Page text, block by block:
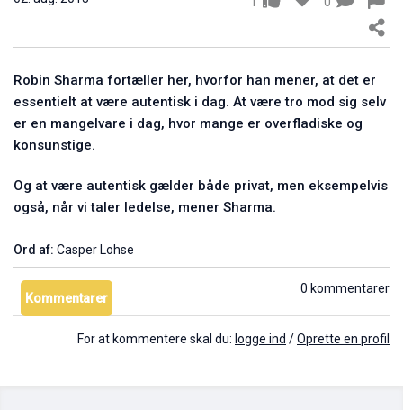
Tine Thygesen: Sådan skaber du et stærkt team
Robin Sharma fortæller her, hvorfor han mener, at det er
essentielt at være autentisk i dag. At være tro mod sig selv
er en mangelvare i dag, hvor mange er overfladiske og
konsunstige.
Og at være autentisk gælder både privat, men eksempelvis
også, når vi taler ledelse, mener Sharma.
Ord af: Casper Lohse
0 kommentarer
Kommentarer
For at kommentere skal du: logge ind /Oprette en profil